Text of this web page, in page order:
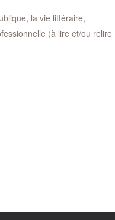
la vie littéraire,
(à lire et/ou relire